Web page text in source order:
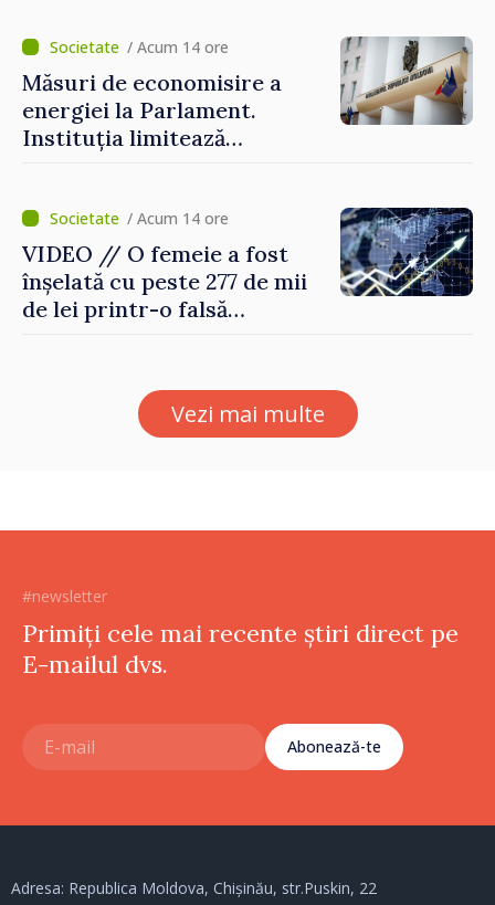
/ Acum 14 ore
Măsuri de economisire a
energiei la Parlament.
Instituția limitează
/ Acum 14 ore
VIDEO // O femeie a fost
înșelată cu peste 277 de mii
de lei printr-o falsă
Vezi mai multe
#newsletter
Primiți cele mai recente știri direct pe
E-mailul dvs.
Abonează-te
Adresa: Republica Moldova, Chișinău, str.Puskin, 22